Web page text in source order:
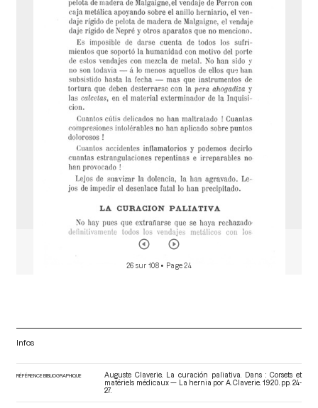
26 sur 108 • Page 24
Infos
RÉFÉRENCE BIBLIOGRAPHIQUE
Auguste Claverie. La curación paliativa. Dans : Corsets et
matériels médicaux — La hernia por A. Claverie . 1920. pp. 24-
27.